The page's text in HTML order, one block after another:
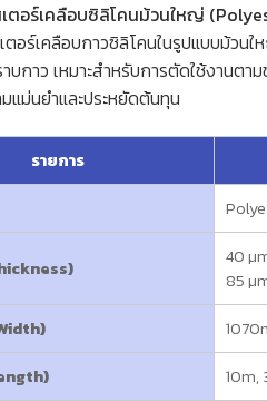
เตอร์เคลือบซิลิโคนม้วนใหญ่
ตอร์เคลือบกาวซิลิโคนในรูปแบบม้ว
บกาว เหมาะสำหรับการตัดใช้งานต
แม่นยำและประหยัดต้นทุน
รายการ
40
85
10m,